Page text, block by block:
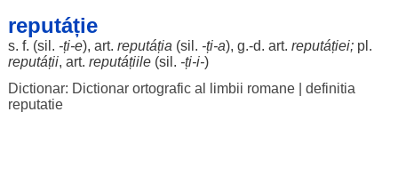
reputáție
s. f. (sil . -ți-e), art. reputáția (sil . -ți-a), g.-d. art. reputáției; pl.
reputáții, art. reputáțiile(sil . -ți-i-)
Dictionar: Dictionar ortografic al limbii romane| definitia
reputatie